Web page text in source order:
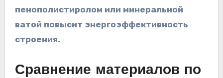
пенополистиролом или минеральной
ватой повысит энергоэффективность
строения.
Сравнение материалов по